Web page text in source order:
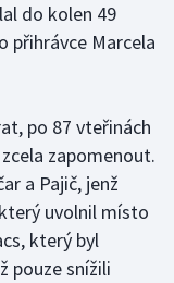
do kolen 49
přihrávce Marcela
po 87 vteřinách
zapomenout.
a Pajič, jenž
uvolnil místo
který byl
pouze snížili